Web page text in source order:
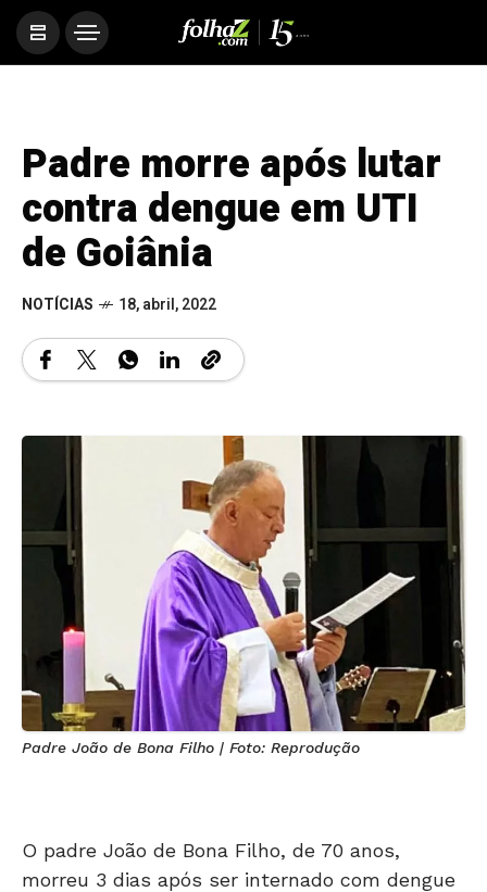
Padre morre após lutar
contra dengue em UTI
de Goiânia
NOTÍCIAS 18, abril, 2022
Padre João de Bona Filho | Foto: Reprodução
O padre João de Bona Filho, de 70 anos,
morreu 3 dias após ser internado com dengue